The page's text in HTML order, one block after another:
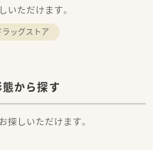
いただけます。
ラッグストア
から探す
探しいただけます。